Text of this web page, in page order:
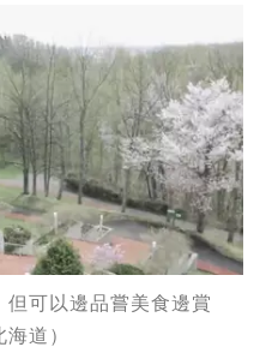
可以邊品嘗美食邊賞
道）